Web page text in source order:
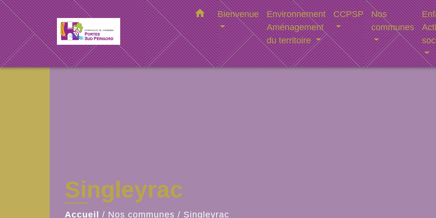
home Bienvenue
Environnement
Aménagement
du territoire
CCPSP
Nos
communes
Singleyrac
Accueil / Nos communes / Singleyrac